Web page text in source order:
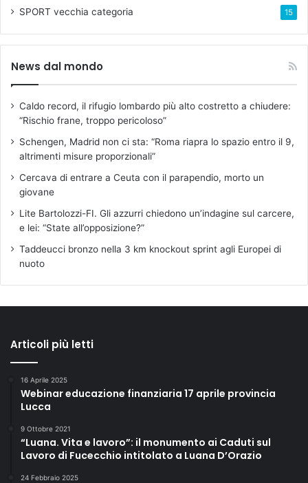
SPORT vecchia categoria 15
News dal mondo
Caldo record, il rifugio lombardo più alto costretto a chiudere:
“Rischio frane, troppo pericoloso”
Schengen, Madrid non ci sta: “Roma riapra lo spazio entro il 9,
altrimenti misure proporzionali”
Cercava di entrare a Ceuta con il parapendio, morto un
giovane
Lite Bartolozzi-FI. Gli azzurri chiedono un’indagine sul carcere,
e lei: “State all’opposizione?”
Taddeucci bronzo nella 3 km knockout sprint agli Europei di
nuoto
Articoli più letti
16 Aprile 2025
Webinar educazione finanziaria 17 aprile provincia
Lucca
9 Ottobre 2021
“Luana. Vita e lavoro”: il monumento ai Caduti sul
Lavoro di Fucecchio intitolato a Luana D’Orazio
24 Febbraio 2025